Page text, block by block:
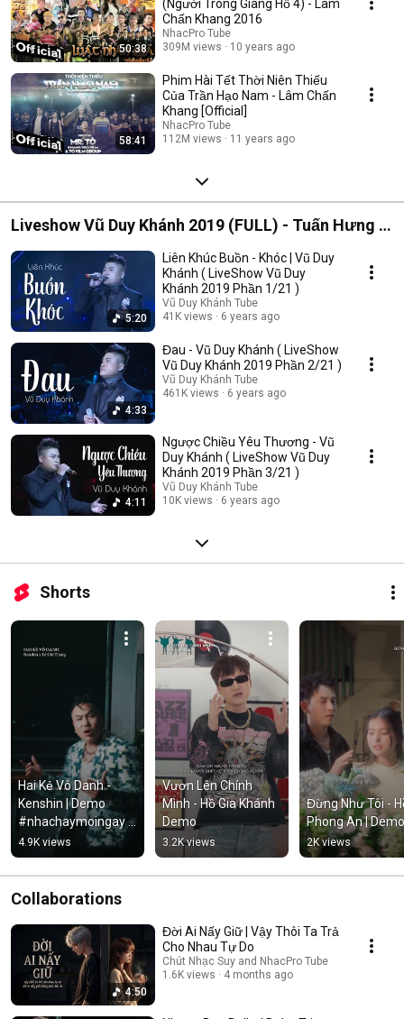
50:38
(Người Trong Giang Hồ 4) - Lâm
Chấn Khang 2016
NhacPro Tube
309M views
10 years ago
58:41
Phim Hài Tết Thời Niên Thiếu
Của Trần Hạo Nam - Lâm Chấn
Khang [Official]
NhacPro Tube
112M views
11 years ago
Liveshow Vũ Duy Khánh 2019 (FULL) - Tuấn Hưng ,
Đạt G , Dương Hoàng Yến
5:20
Liên Khúc Buồn - Khóc | Vũ Duy
Khánh ( LiveShow Vũ Duy
Khánh 2019 Phần 1/21 )
Vũ Duy Khánh Tube
41K views
6 years ago
4:33
Đau - Vũ Duy Khánh ( LiveShow
Vũ Duy Khánh 2019 Phần 2/21 )
Vũ Duy Khánh Tube
461K views
6 years ago
4:11
Ngược Chiều Yêu Thương - Vũ
Duy Khánh ( LiveShow Vũ Duy
Khánh 2019 Phần 3/21 )
Vũ Duy Khánh Tube
10K views
6 years ago
Shorts
Hai Kẻ Vô Danh -
Kenshin | Demo
#nhachaymoingay
#tamtrang
4.9K views
Vươn Lên Chính
Mình - Hồ Gia Khánh
Demo
3.2K views
Đừng Như Tôi -
Phong An | Demo
2K views
Collaborations
4:50
Đời Ai Nấy Giữ | Vậy Thôi Ta Trả
Cho Nhau Tự Do
Chút Nhạc Suy and NhacPro Tube
1.6K views
4 months ago